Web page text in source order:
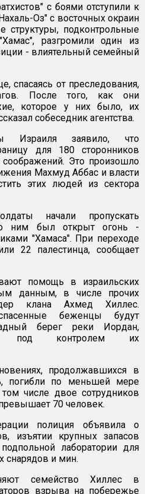
с боями отступили к
Оз" с восточных окраин
структуры, подконтрольные
разгромили один из
- влиятельный семейный
спасаясь от преследования,
После того, как они
которое у них было, их
собеседник агентства.
Израиля заявило, что
для 180 сторонников
соображений. Это произошло
Махмуд Аббас и власти
этих людей из сектора
начали пропускать
ним был открыт огонь -
"Хамаса". При переходе
22 палестинца, сообщает
помощь в израильских
данным, в числе прочих
клана Ахмед Хиллес.
беженцы будут
берег реки Иордан,
под контролем их
продолжавшихся в
погибли по меньшей мере
числе двое сотрудников
70 человек.
полиция объявила о
изъятии крупных запасов
лаборатории для
снарядов и мин.
семейство Хиллес в
взрыва на побережье